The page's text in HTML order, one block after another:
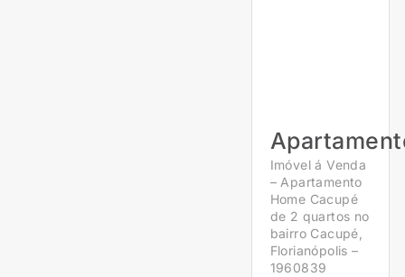
Imóvel á Venda
– Apartamento
Home Cacupé
de 2 quartos no
bairro Cacupé,
Florianópolis –
1960839